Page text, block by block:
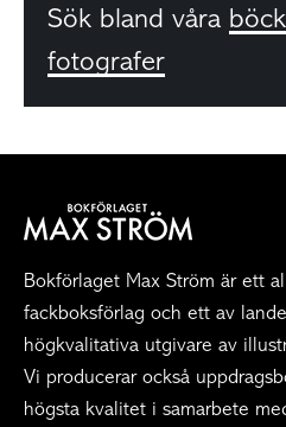
Sök bland våra
fotografer
Bokförlaget Max Ström är ett
fackboksförlag och ett av
högkvalitativa utgivare av
Vi producerar också
högsta kvalitet i samarbete